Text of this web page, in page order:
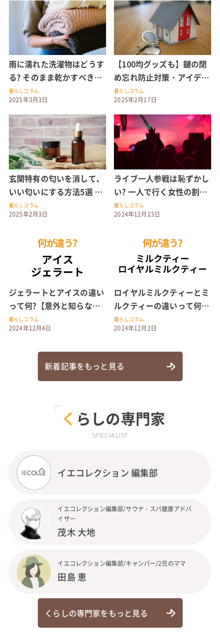
雨に濡れた洗濯物はどうす
る? そのまま乾かすべき?
乾いた場合なども解説
2025年3月3日
暮らしコラム
【100均グッズも】鍵の閉
め忘れ防止対策・アイデア
これでもう確認いらず!
2025年2月17日
暮らしコラム
玄関特有の匂いを消して、
いい匂いにする方法5選 ア
ロマや芳香剤を紹介
2025年2月3日
暮らしコラム
ライブ一人参戦は恥ずかし
い? 一人で行く女性の割合
や経験者のアドバイスも!
2024年12月23日
暮らしコラム
ジェラートとアイスの違い
って何?【意外と知らない
間違えやすい雑学クイズ】
2024年12月4日
暮らしコラム
ロイヤルミルクティーとミ
ルクティーの違いって何?
【間違えやすい雑学クイ
ズ】
2024年12月2日
暮らしコラム
新着記事をもっと見る
くらしの専門家
SPECIALIST
イエコレクション 編集部
イエコレクション編集部/サウナ・スパ健康アドバ
イザー
茂木 大地
イエコレクション編集部/キャンパー/2児のママ
田島 恵
くらしの専門家をもっと見る